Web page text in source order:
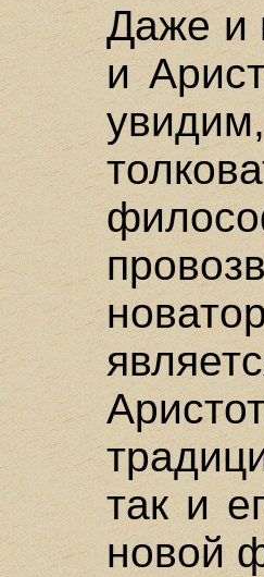
Даже и
и
так и
новой